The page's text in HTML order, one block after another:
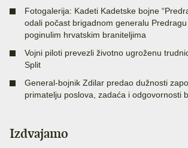
Fotogalerija: Kadeti Kadetske bojne
odali počast brigadnom generalu
poginulim hrvatskim braniteljima
Vojni piloti prevezli životno ugroženu
Split
General-bojnik Zdilar predao dužnosti
primatelju poslova, zadaća i odgovornosti
Izdvajamo